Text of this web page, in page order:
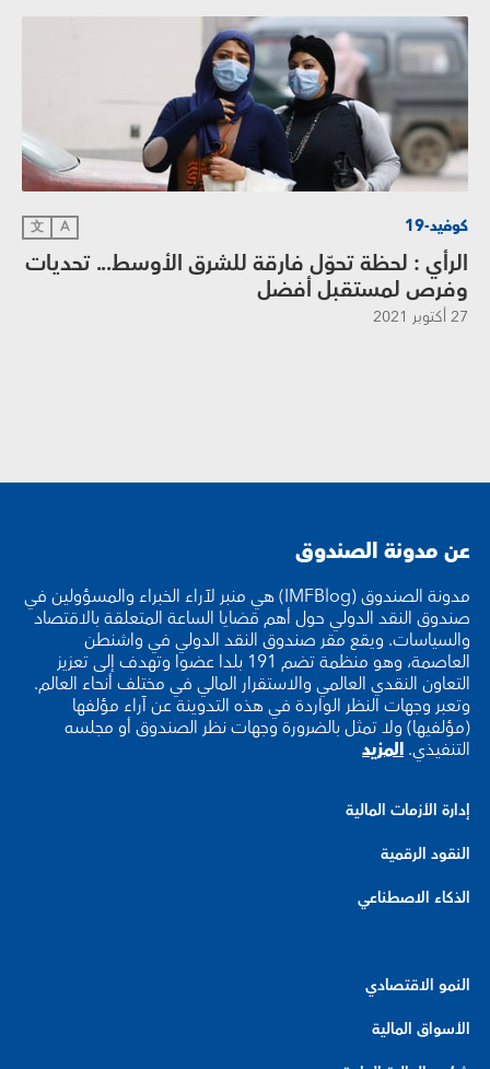
كوفيد-19 A
文
الرأي : لحظة تحوّل فارقة للشرق الأوسط... تحديات
وفرص لمستقبل أفضل
27 أكتوبر 2021
عن مدونة الصندوق
مدونة الصندوق (IMFBlog) هي منبر لآراء الخبراء والمسؤولين في
صندوق النقد الدولي حول أهم قضايا الساعة المتعلقة بالاقتصاد
والسياسات. ويقع مقر صندوق النقد الدولي في واشنطن
العاصمة، وهو منظمة تضم 191 بلدا عضوا وتهدف إلى تعزيز
التعاون النقدي العالمي والاستقرار المالي في مختلف أنحاء العالم.
وتعبر وجهات النظر الواردة في هذه التدوينة عن آراء مؤلفها
(مؤلفيها) ولا تمثل بالضرورة وجهات نظر الصندوق أو مجلسه
التنفيذي.المزيد
إدارة الأزمات المالية
النقود الرقمية
الذكاء الاصطناعي
النمو الاقتصادي
الأسواق المالية